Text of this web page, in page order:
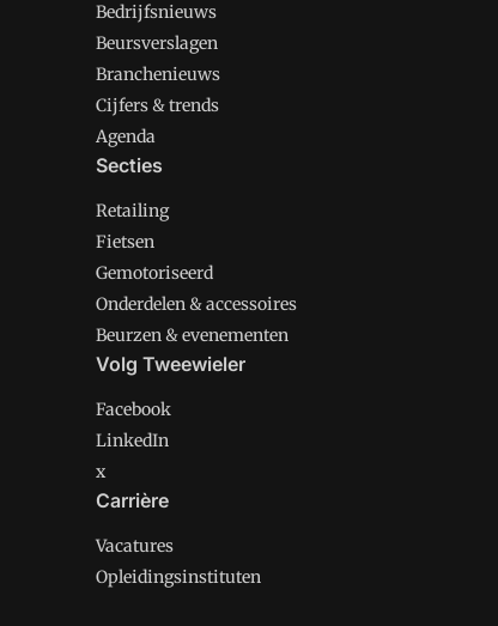
Bedrijfsnieuws
Beursverslagen
Branchenieuws
Cijfers & trends
Agenda
Secties
Retailing
Fietsen
Gemotoriseerd
Onderdelen & accessoires
Beurzen & evenementen
Volg Tweewieler
Facebook
LinkedIn
x
Carrière
Vacatures
Opleidingsinstituten